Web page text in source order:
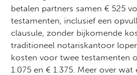
betalen partners samen € 525
testamenten, inclusief een
clausule, zonder bijkomende
traditioneel notariskantoor
kosten voor twee testamenten
1.075 en € 1.375. Meer over wat